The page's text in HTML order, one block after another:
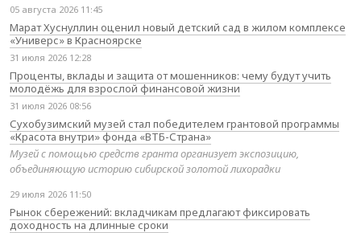
05 августа 2026 11:45
Марат Хуснуллин оценил новый детский сад в жилом комплексе
«Универс» в Красноярске
31 июля 2026 12:28
Проценты, вклады и защита от мошенников: чему будут учить
молодёжь для взрослой финансовой жизни
31 июля 2026 08:56
Сухобузимский музей стал победителем грантовой программы
«Красота внутри» фонда «ВТБ-Страна»
Музей с помощью средств гранта организует экспозицию,
объединяющую историю сибирской золотой лихорадки
29 июля 2026 11:50
Рынок сбережений: вкладчикам предлагают фиксировать
доходность на длинные сроки